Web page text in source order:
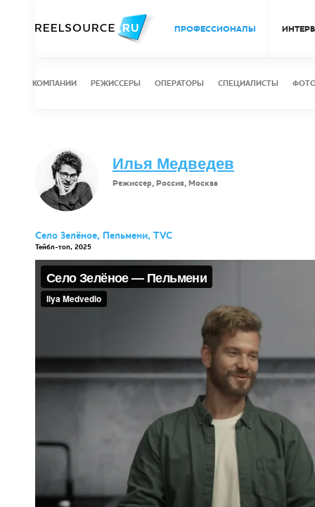
ПРОФЕССИОНАЛЫ
КОМПАНИИ РЕЖИССЕРЫ ОПЕРАТОРЫ СПЕЦИАЛИСТЫ
Илья Медведев
Режиссер, Россия, Москва
Село Зелёное, Пельмени, TVC
Тейбл-топ, 2025